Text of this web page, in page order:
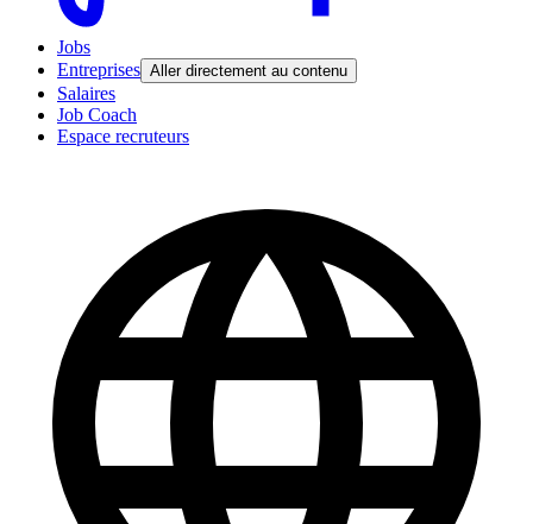
Jobs
Entreprises Aller directement au contenu
Salaires
Job Coach
Espace recruteurs